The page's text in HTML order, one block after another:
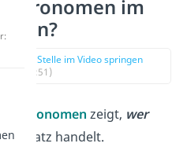
im
zur Stelle im Video springen
(00:51)
zeigt, wer
im Satz handelt.